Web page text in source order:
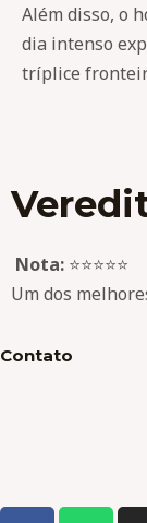
Além disso, o
dia intenso
tríplice
Nota: ⭐⭐⭐⭐⭐
Um dos
Contato